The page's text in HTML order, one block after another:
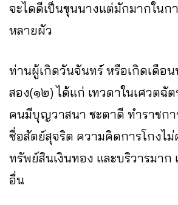
จะไดดีเป็นขุนนางแต่มักมากใน
หลายผัว
ท่านผู้เกิดวันจันทร์ หรือเกิดเดือ
สอง(๑๒) ได้แก่ เทวดาในเศวตฉั
คนมีบุญวาสนา ชะตาดี ทำราชกา
ซื่อสัตย์สุจริต ความคิดการโกงไม่
ทรัพย์สินเงินทอง และบริวารมาก
อื่น